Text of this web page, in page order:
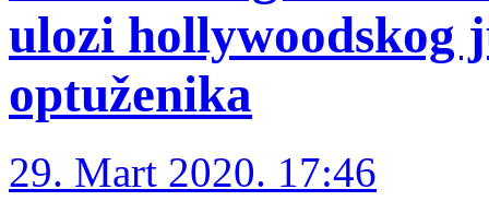
ulozi hollywoodskog
optuženika
29. Mart 2020. 17:46